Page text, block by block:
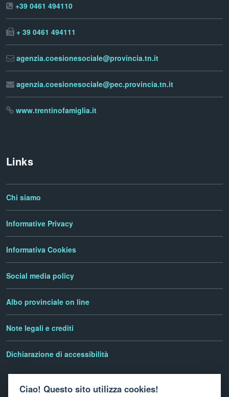
+39 0461 494110
+ 39 0461 494111
agenzia.coesionesociale@provincia.tn.it
agenzia.coesionesociale@pec.provincia.tn.it
www.trentinofamiglia.it
Links
Chi siamo
Informative Privacy
Informativa Cookies
Social media policy
Albo provinciale on line
Note legali e crediti
Dichiarazione di accessibilità
Ciao! Questo sito utilizza cookies!